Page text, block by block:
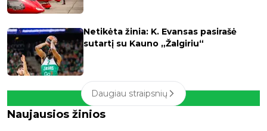
Netikėta žinia: K. Evansas pasirašė
sutartį su Kauno „Žalgiriu“
Daugiau straipsnių
Naujausios žinios